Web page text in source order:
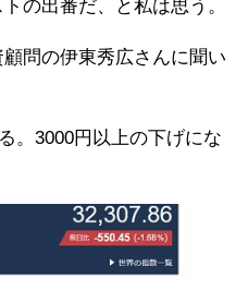
の出番だ、と私は思う。
問の伊東秀広さんに聞い
。3000円以上の下げにな